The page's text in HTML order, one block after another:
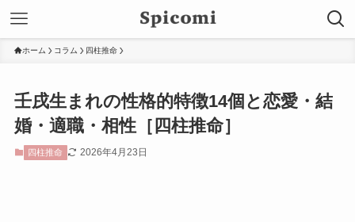
ホーム コラム 四柱推命
壬戌生まれの性格的特徴14個と恋愛・結
婚・適職・相性［四柱推命］
四柱推命 2026年4月23日